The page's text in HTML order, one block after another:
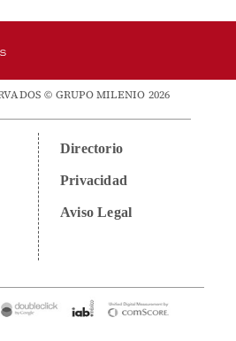
© GRUPO MILENIO 2026
Directorio
Privacidad
Aviso Legal